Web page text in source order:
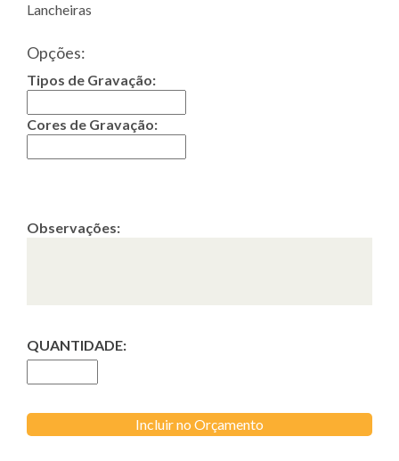
Lancheiras
Opções:
Tipos de Gravação:
Cores de Gravação:
Observações:
QUANTIDADE:
Incluir no Orçamento